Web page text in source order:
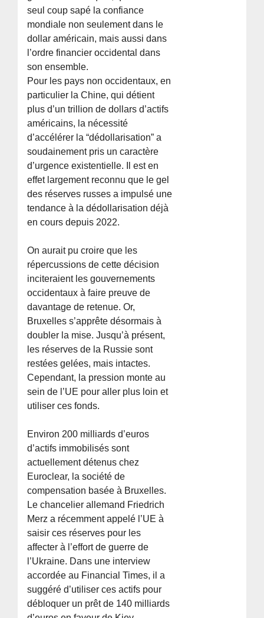
seul coup sapé la confiance
mondiale non seulement dans le
dollar américain, mais aussi dans
l’ordre financier occidental dans
son ensemble.
Pour les pays non occidentaux, en
particulier la Chine, qui détient
plus d’un trillion de dollars d’actifs
américains, la nécessité
d’accélérer la “dédollarisation” a
soudainement pris un caractère
d’urgence existentielle. Il est en
effet largement reconnu que le gel
des réserves russes a impulsé une
tendance à la dédollarisation déjà
en cours depuis 2022.
On aurait pu croire que les
répercussions de cette décision
inciteraient les gouvernements
occidentaux à faire preuve de
davantage de retenue. Or,
Bruxelles s’apprête désormais à
doubler la mise. Jusqu’à présent,
les réserves de la Russie sont
restées gelées, mais intactes.
Cependant, la pression monte au
sein de l’UE pour aller plus loin et
utiliser ces fonds.
Environ 200 milliards d’euros
d’actifs immobilisés sont
actuellement détenus chez
Euroclear, la société de
compensation basée à Bruxelles.
Le chancelier allemand Friedrich
Merz a récemment appelé l’UE à
saisir ces réserves pour les
affecter à l’effort de guerre de
l’Ukraine. Dans une interview
accordée au Financial Times, il a
suggéré d’utiliser ces actifs pour
débloquer un prêt de 140 milliards